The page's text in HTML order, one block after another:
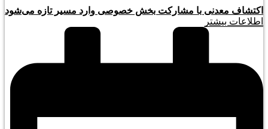
اکتشاف معدنی با مشارکت بخش خصوصی وارد مسیر تازه می‌شود
اطلاعات بیشتر